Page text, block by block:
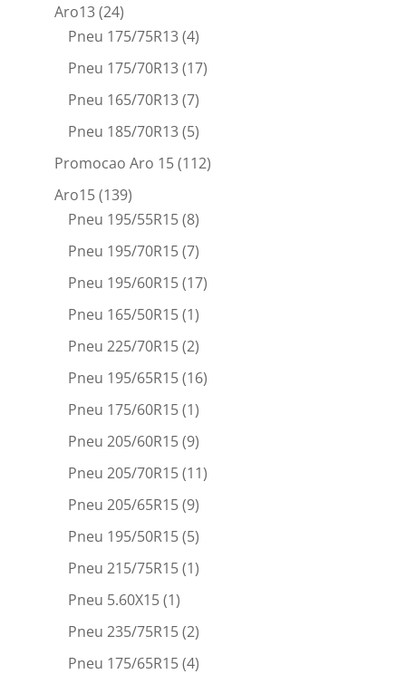
Aro13(24)
Pneu 175/75R13(4)
Pneu 175/70R13(17)
Pneu 165/70R13(7)
Pneu 185/70R13(5)
Promocao Aro 15(112)
Aro15(139)
Pneu 195/55R15(8)
Pneu 195/70R15(7)
Pneu 195/60R15(17)
Pneu 165/50R15(1)
Pneu 225/70R15(2)
Pneu 195/65R15(16)
Pneu 175/60R15(1)
Pneu 205/60R15(9)
Pneu 205/70R15(11)
Pneu 205/65R15(9)
Pneu 195/50R15(5)
Pneu 215/75R15(1)
Pneu 5.60X15(1)
Pneu 235/75R15(2)
Pneu 175/65R15(4)